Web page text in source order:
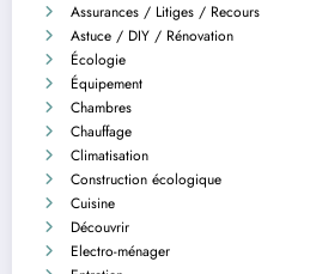
Assurances / Litiges / Recours
Astuce / DIY / Rénovation
Écologie
Équipement
Chambres
Chauffage
Climatisation
Construction écologique
Cuisine
Découvrir
Electro-ménager